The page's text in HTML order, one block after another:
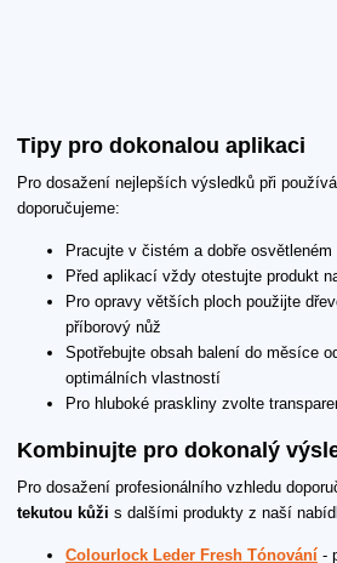
Tipy pro dokonalou aplikaci
Pro dosažení nejlepších výsledků při
doporučujeme:
Pracujte v čistém a dobře osvětleném
Před aplikací vždy otestujte produkt
Pro opravy větších ploch použijte
příborový nůž
Spotřebujte obsah balení do měsíce
optimálních vlastností
Pro hluboké praskliny zvolte
Kombinujte pro dokonalý
Pro dosažení profesionálního vzhledu
tekutou kůži s dalšími produkty z naší
Colourlock Leder Fresh Tónování -